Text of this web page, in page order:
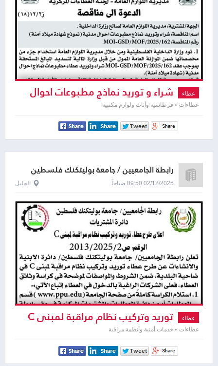
عطاء شراء و توريد نماذج مطبوعات احوال
مدنية نموذج شهادة ميلاد
عطاءات » قرطاسية وأثاث ولوازم مكتبية
رابطة الجامعيين / جامعة بوليتكنك فلسطين
02/12/2025 09:50 صباحاً الخليل
عطاء توريد وتركيب نظام مراقبة لمبنى C
عطاءات » خدمات أمنية وأنظمة مراقبة